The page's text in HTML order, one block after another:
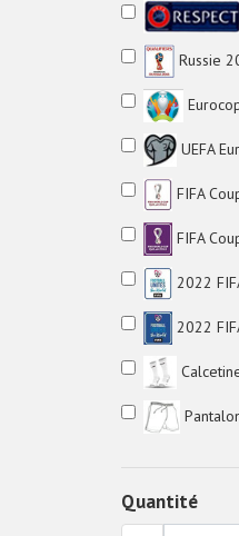
Russie
UEFA
FIFA
FIFA
2022
2022
Quantité